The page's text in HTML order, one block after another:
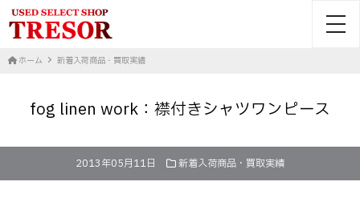
ホーム 新着入荷商品・買取実績
fog linen work：襟付きシャツワンピース
2013年05月11日 新着入荷商品・買取実績